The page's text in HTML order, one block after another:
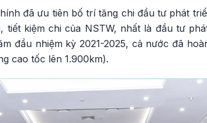
đã ưu tiên bố trí tăng chi đầu tư phát
kiệm chi của NSTW, nhất là đầu tư
đầu nhiệm kỳ 2021-2025, cả nước đã
cao tốc lên 1.900km).